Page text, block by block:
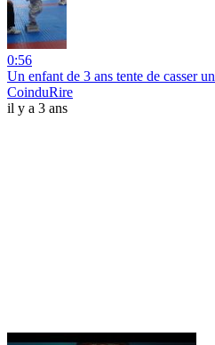
0:56
Un enfant de 3 ans tente de casser
CoinduRire
il y a 3 ans